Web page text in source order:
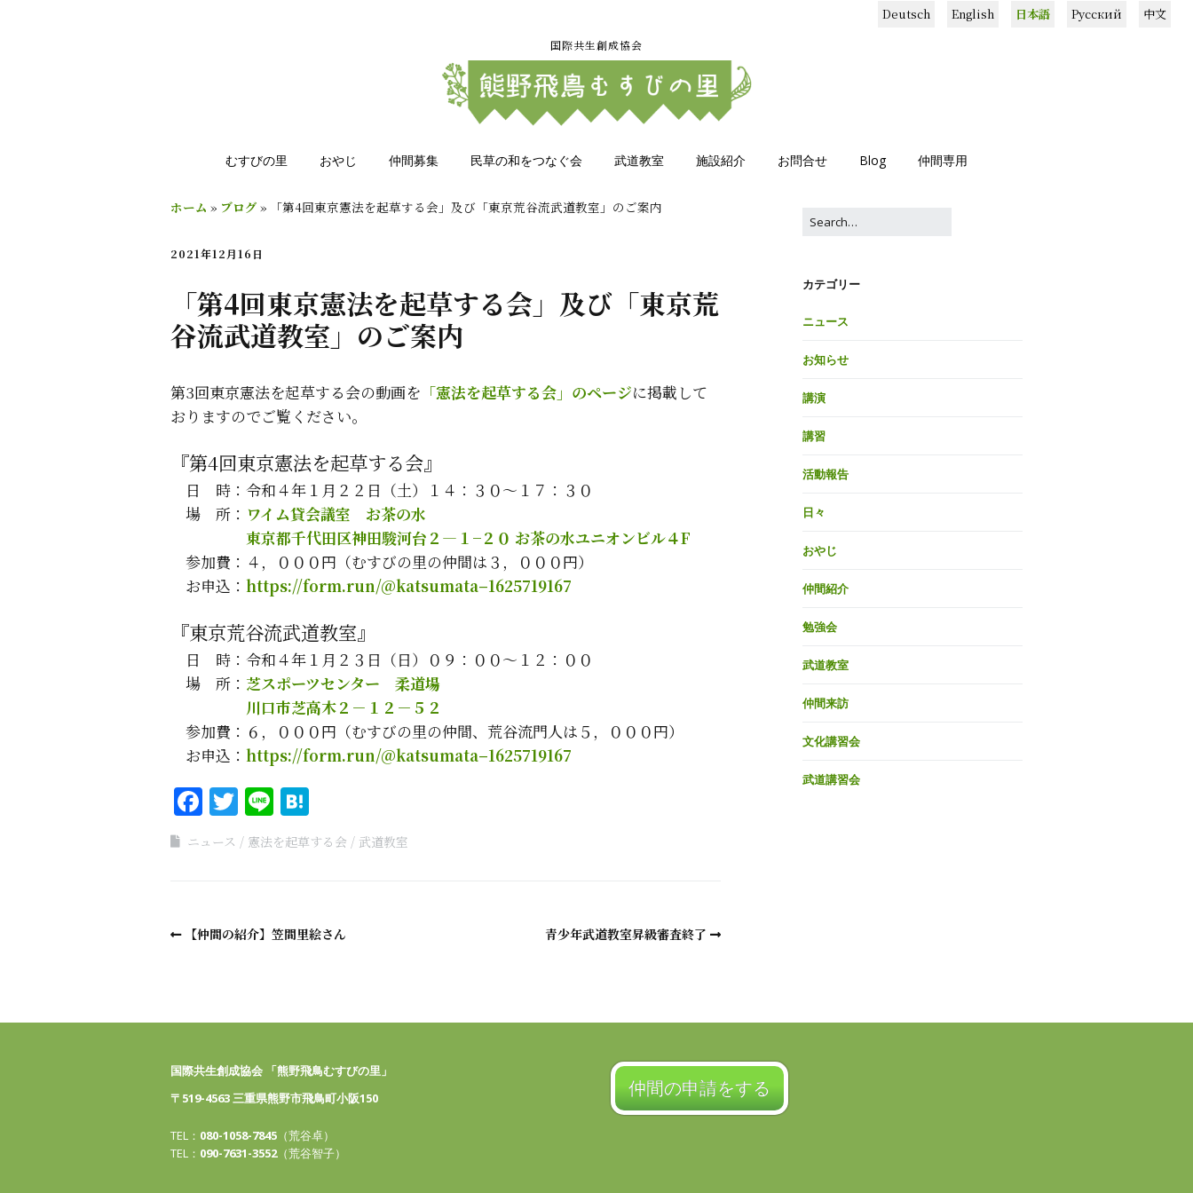
Deutsch English 日本語 Русский 中文
国際共生創成協会
むすびの里 おやじ 仲間募集 民草の和をつなぐ会 武道教室 施設紹介 お問合せ Blog 仲間専用
ホーム » ブログ » 「第4回東京憲法を起草する会」及び「東京荒谷流武道教室」のご案内
2021年12月16日
「第4回東京憲法を起草する会」及び「東京荒
谷流武道教室」のご案内
第3回東京憲法を起草する会の動画を 「憲法を起草する会」のページに掲載して
おりますのでご覧ください。
『第4回東京憲法を起草する会』
日 時：令和４年１月２２日（土）１４：３０～１７：３０
場 所： ワイム貸会議室 お茶の水
東京都千代田区神田駿河台２―１−２０ お茶の水ユニオンビル４F
参加費：４，０００円（むすびの里の仲間は３，０００円）
お申込： https://form.run/@katsumata–1625719167
『東京荒谷流武道教室』
日 時：令和４年１月２３日（日）０９：００～１２：００
場 所： 芝スポーツセンター 柔道場
川口市芝高木２－１２－５２
参加費：６，０００円（むすびの里の仲間、荒谷流門人は５，０００円）
お申込： https://form.run/@katsumata–1625719167
Facebook
Twitter
Line
ニュース 憲法を起草する会 武道教室
【仲間の紹介】笠間里絵さん 青少年武道教室昇級審査終了
カテゴリー
ニュース
お知らせ
講演
講習
活動報告
日々
おやじ
仲間紹介
勉強会
武道教室
仲間来訪
文化講習会
武道講習会
国際共生創成協会 「熊野飛鳥むすびの里」
〒519-4563 三重県熊野市飛鳥町小阪150
TEL： 080-1058-7845 （荒谷卓）
TEL： 090-7631-3552（荒谷智子）
仲間の申請をする